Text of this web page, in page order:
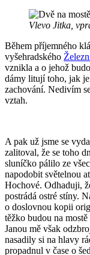
Vlevo Jitka,
Během příjemného
vyšehradského
vznikla a o jehož
dámy litují toho, jak
zachování. Nedivím
vztah.
A pak už jsme se
zalitoval, že se toho
sluníčko pálilo ze
napodobit světelnou
Hochové. Odhaduji,
postrádá ostré stíny.
o doslovnou kopii
těžko budou na
Janou mě však
nasadily si na hlavy
propadnul v čase o